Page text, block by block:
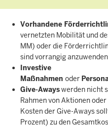
Vorhandene
vernetzten Mobilität und
MM) oder die
sind vorrangig
Investive
Maßnahmen oder
Give-Awayswerden nicht
Rahmen von Aktionen
Kosten der Give-Aways
Prozent) zu den